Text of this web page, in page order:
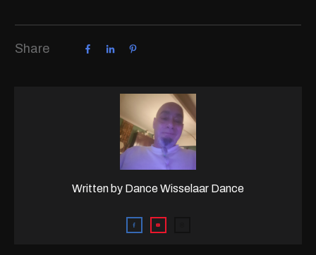
Share
Written by Dance Wisselaar Dance